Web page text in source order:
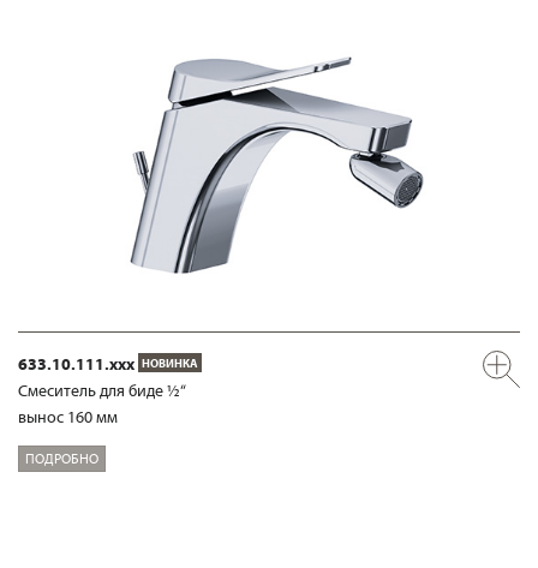
633.10.111.xxx НОВИНКА
Смеситель для биде ½“
вынос 160 мм
ПОДРОБНО